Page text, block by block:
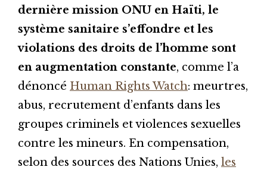
dernière mission ONU en Haïti, le
système sanitaire s’effondre et les
violations des droits de l’homme sont
en augmentation constante, comme l’a
dénoncé Human Rights Watch: meurtres,
abus, recrutement d’enfants dans les
groupes criminels et violences sexuelles
contre les mineurs. En compensation,
selon des sources des Nations Unies, les